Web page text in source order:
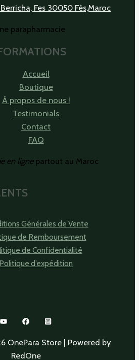
Fes 30050 Fès,Maroc
Accueil
Boutique
À propos de nous !
Testimonials
Contact
FAQ
en lignepartout au Maroc
Générales de Vente
de Remboursement
de Confidentialité
Politique d’expédition
OnePara Store | Powered by
RedOne